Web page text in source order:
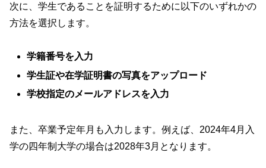
次に、学生であることを証明するために以下のいずれかの
方法を選択します。
学籍番号を入力
学生証や在学証明書の写真をアップロード
学校指定のメールアドレスを入力
また、卒業予定年月も入力します。例えば、2024年4月入
学の四年制大学の場合は2028年3月となります。